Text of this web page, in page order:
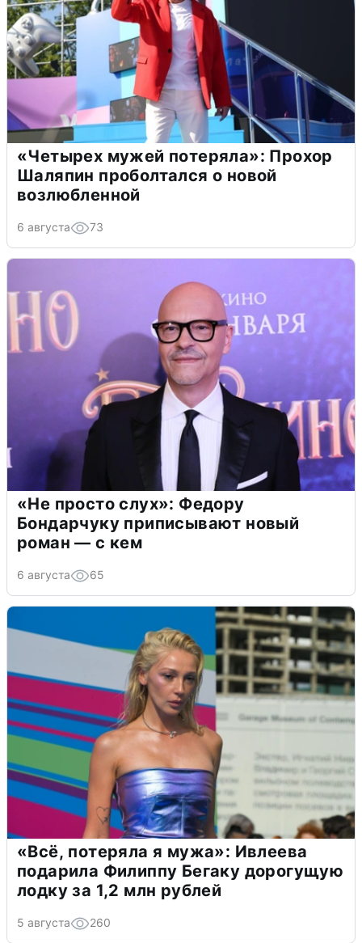
«Четырех мужей потеряла»: Прохор
Шаляпин проболтался о новой
возлюбленной
6 августа 73
«Не просто слух»: Федору
Бондарчуку приписывают новый
роман — с кем
6 августа 65
«Всё, потеряла я мужа»: Ивлеева
подарила Филиппу Бегаку дорогущую
лодку за 1,2 млн рублей
5 августа 260